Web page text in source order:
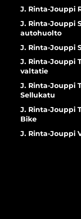
J. Rinta-Jouppi
J. Rinta-Jouppi
autohuolto
J. Rinta-Jouppi
J. Rinta-Jouppi
valtatie
J. Rinta-Jouppi
Sellukatu
J. Rinta-Jouppi
Bike
J. Rinta-Jouppi